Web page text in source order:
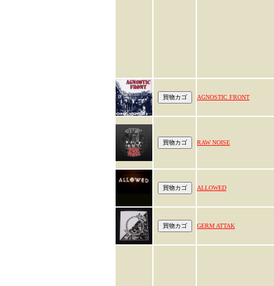
AGNOSTIC FRONT
RAW NOISE
ALLOWED
GERM ATTAK